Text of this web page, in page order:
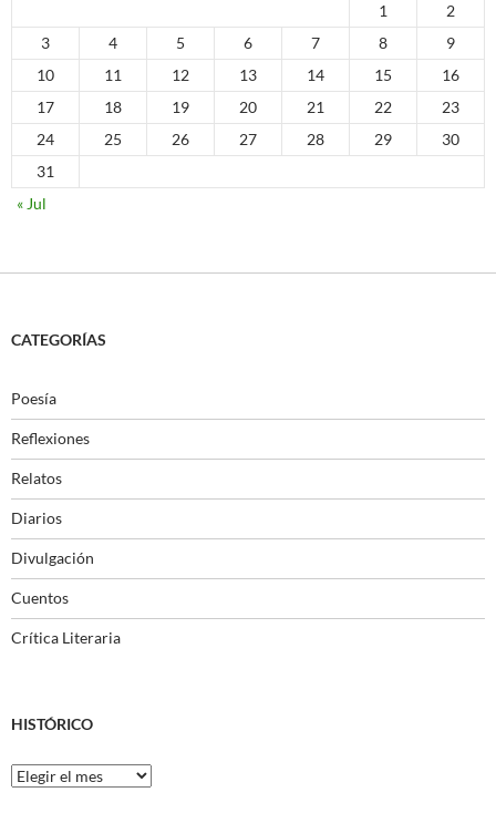
1
2
3
4 5 6 7 8
9
10
11 12 13 14 15
16
17
18 19 20 21 22
23
24
25 26 27 28 29
30
31
« Jul
CATEGORÍAS
Poesía
Reflexiones
Relatos
Diarios
Divulgación
Cuentos
Crítica Literaria
HISTÓRICO
Histórico